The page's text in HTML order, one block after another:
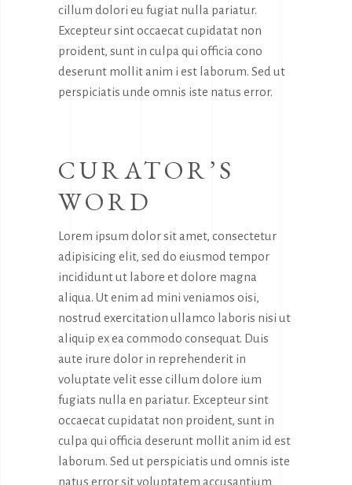
cillum dolori eu fugiat nulla pariatur.
Excepteur sint occaecat cupidatat non
proident, sunt in culpa qui officia cono
deserunt mollit anim i est laborum. Sed ut
perspiciatis unde omnis iste natus error.
CURATOR’S
WORD
Lorem ipsum dolor sit amet, consectetur
adipisicing elit, sed do eiusmod tempor
incididunt ut labore et dolore magna
aliqua. Ut enim ad mini veniamos oisi,
nostrud exercitation ullamco laboris nisi ut
aliquip ex ea commodo consequat. Duis
aute irure dolor in reprehenderit in
voluptate velit esse cillum dolore ium
fugiats nulla en pariatur. Excepteur sint
occaecat cupidatat non proident, sunt in
culpa qui officia deserunt mollit anim id est
laborum. Sed ut perspiciatis und omnis iste
natus error sit voluptatem accusantium